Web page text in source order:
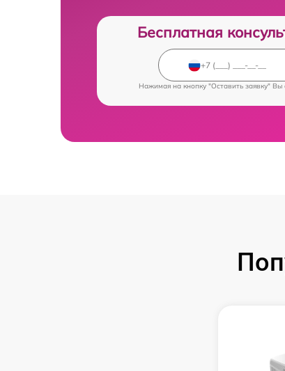
Бесплатная
Нажимая на кнопку "Оставить заявку" Вы